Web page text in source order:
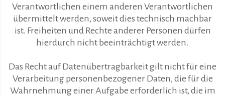
Verantwortlichen einem anderen Verantwortlichen
übermittelt werden, soweit dies technisch machbar
ist. Freiheiten und Rechte anderer Personen dürfen
hierdurch nicht beeinträchtigt werden.
Das Recht auf Datenübertragbarkeit gilt nicht für eine
Verarbeitung personenbezogener Daten, die für die
Wahrnehmung einer Aufgabe erforderlich ist, die im